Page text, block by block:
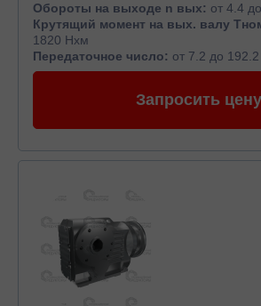
Обороты на выходе n вых: от 4.4
Крутящий момент на вых. валу
1820 Нхм
Передаточное число: от 7.2 до 192.2
Запросить цену